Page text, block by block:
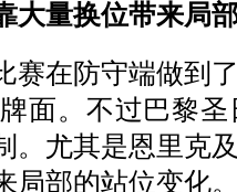
量换位带来局
赛在防守端做到
面。不过巴黎
。尤其是恩里克
局部的站位变化